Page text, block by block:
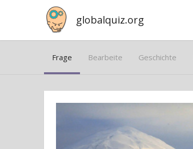
globalquiz.org
Frage Bearbeite Geschichte